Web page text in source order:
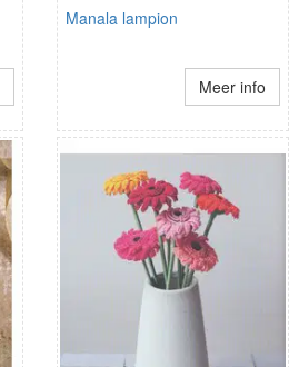
Manala lampion
Meer info